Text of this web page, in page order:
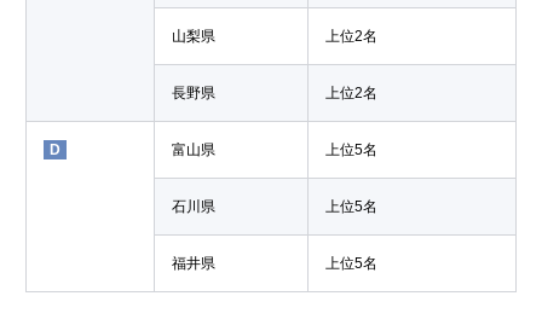
山梨県 上位2名
長野県 上位2名
D 富山県 上位5名
石川県 上位5名
福井県 上位5名